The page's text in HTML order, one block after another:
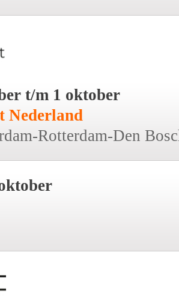
t/m 1 oktober
Nederland
Rotterdam-Den